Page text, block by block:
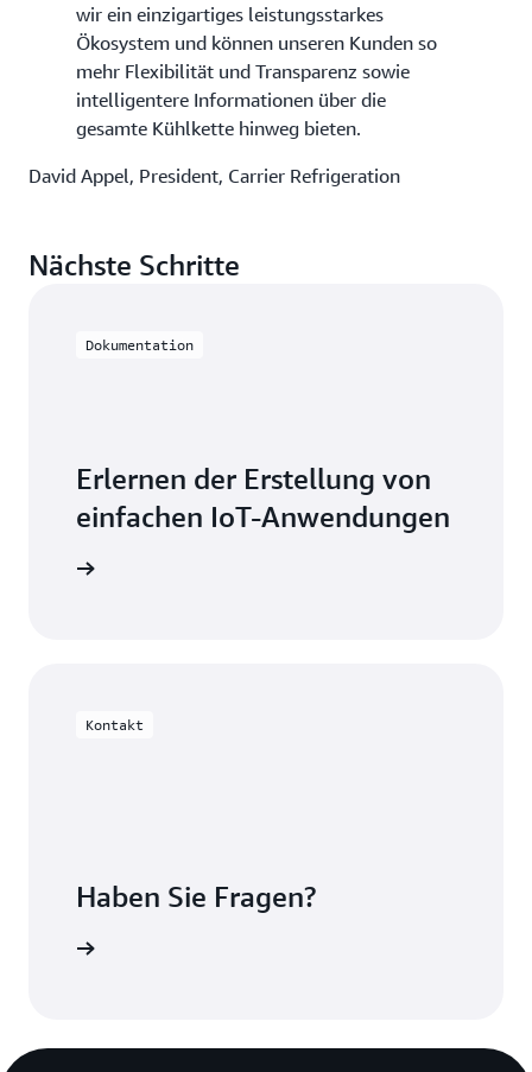
wir ein einzigartiges leistungsstarkes
Ökosystem und können unseren Kunden so
mehr Flexibilität und Transparenz sowie
intelligentere Informationen über die
gesamte Kühlkette hinweg bieten.
David Appel, President, Carrier Refrigeration
Nächste Schritte
Dokumentation
Erlernen der Erstellung von
einfachen IoT-Anwendungen
Kontakt
Haben Sie Fragen?